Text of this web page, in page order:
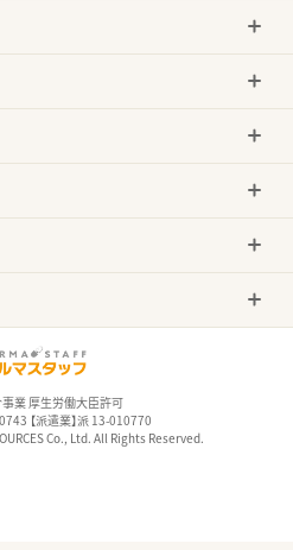
業 厚生労働大臣許可
【派遣業】派 13-010770
Co., Ltd. All Rights Reserved.